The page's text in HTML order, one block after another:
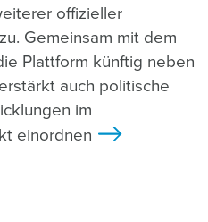
offizieller
Gemeinsam mit dem
Plattform künftig neben
auch politische
im
einordnen